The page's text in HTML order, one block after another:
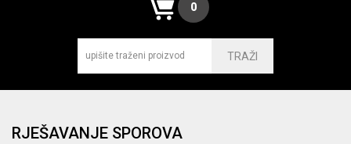
0
TRAŽI
RJEŠAVANJE SPOROVA